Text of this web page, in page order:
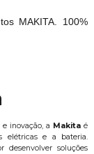
MAKITA. 100%
inovação, a Makita é
elétricas e a bateria.
desenvolver soluções